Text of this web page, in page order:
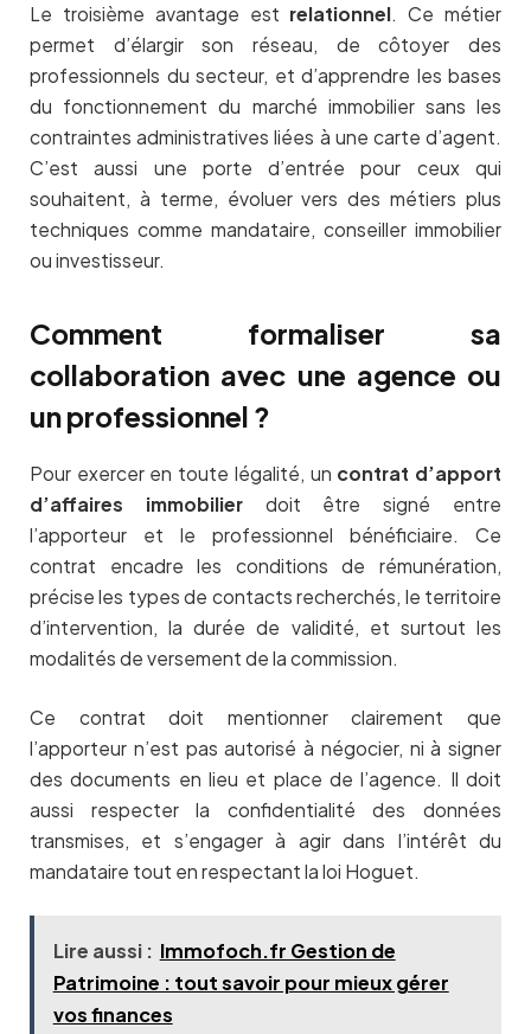
Le troisième avantage est relationnel . Ce métier
permet d’élargir son réseau, de côtoyer des
professionnels du secteur, et d’apprendre les bases
du fonctionnement du marché immobilier sans les
contraintes administratives liées à une carte d’agent.
C’est aussi une porte d’entrée pour ceux qui
souhaitent, à terme, évoluer vers des métiers plus
techniques comme mandataire, conseiller immobilier
ou investisseur.
Comment formaliser sa
collaboration avec une agence ou
un professionnel ?
Pour exercer en toute légalité, un contrat d’apport
d’affaires immobilierdoit être signé entre
l’apporteur et le professionnel bénéficiaire. Ce
contrat encadre les conditions de rémunération,
précise les types de contacts recherchés, le territoire
d’intervention, la durée de validité, et surtout les
modalités de versement de la commission.
Ce contrat doit mentionner clairement que
l’apporteur n’est pas autorisé à négocier, ni à signer
des documents en lieu et place de l’agence. Il doit
aussi respecter la confidentialité des données
transmises, et s’engager à agir dans l’intérêt du
mandataire tout en respectant la loi Hoguet.
Lire aussi : Immofoch.fr Gestion de
Patrimoine : tout savoir pour mieux gérer
vos finances